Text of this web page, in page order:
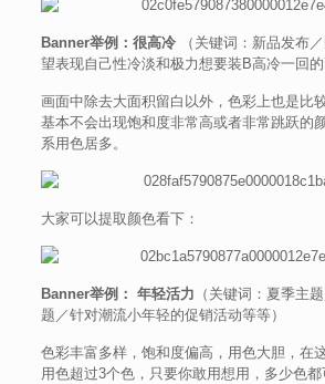
Banner举例：很高冷
（关键词：新品发布
望表现自己性冷淡和极力想要装B高冷一回的
画面中除去大面积留白以外，色彩上也是比
基本不会出现饱和度非常高或者非常跳跃的
系用色居多。
大家可以提取颜色看下：
Banner举例： 年轻活力 （关键词：夏季主
题／针对潮流小年轻的促销活动等等）
色彩丰富多样，饱和度偏高，用色大胆，在
用色超过3个色，只要你敢用想用，多少色